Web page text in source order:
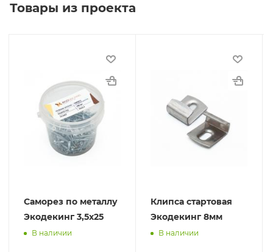
Товары из проекта
Саморез по металлу
Экодекинг 3,5х25
В наличии
Клипса стартовая
Экодекинг 8мм
В наличии